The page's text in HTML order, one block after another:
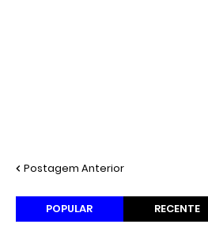
Postagem Anterior
POPULAR RECENTE